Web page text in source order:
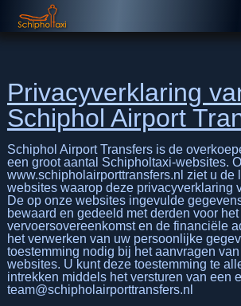
Privacyverklaring
Schiphol Airport
Schiphol Airport Transfers is de
een groot aantal Schipholtaxi-websites.
www.schipholairporttransfers.nl ziet u de
websites waarop deze privacyverklaring
De op onze websites ingevulde
bewaard en gedeeld met derden voor
vervoersovereenkomst en de financiële
het verwerken van uw persoonlijke
toestemming nodig bij het aanvragen
websites. U kunt deze toestemming te
intrekken middels het versturen van een
team@schipholairporttransfers.nl